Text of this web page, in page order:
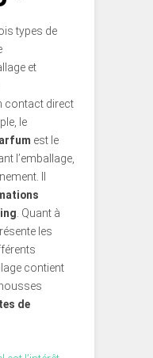
types de
et
contact direct
le
est le
l’emballage,
Il
. Quant à
les
contient
de